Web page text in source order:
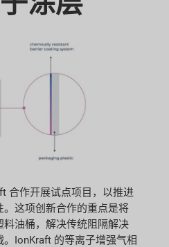
合作开展试点项目，以推进
这项创新合作的重点是将
油桶，解决传统阻隔解决
IonKraft 的等离子增强气相